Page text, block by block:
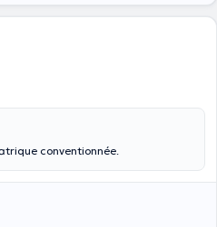
conventionnée.